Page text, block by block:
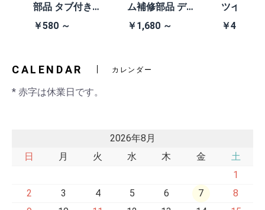
部品 タブ付きコ
イン電池(CR203
2)
￥580 ～
ム補修部品 ディ
スクシステム用
交換ベルト
￥1,680 ～
ツインフ
ン本体
黒・連射
￥41,980
CALENDAR カレンダー
* 赤字は休業日です。
2026年8月
日
月 火 水 木 金
土
1
2
3 4 5 6 7
8